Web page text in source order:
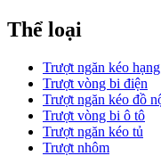
Thể loại
Trượt ngăn kéo
Trượt vòng bi điện
Trượt ngăn kéo đồ
Trượt vòng bi ô tô
Trượt ngăn kéo tủ
Trượt nhôm